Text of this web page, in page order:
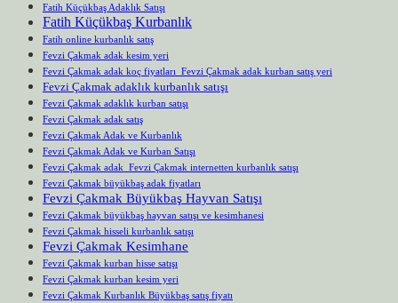
Fatih Küçükbaş Adaklık Satışı
Fatih Küçükbaş Kurbanlık
Fatih online kurbanlık satış
Fevzi Çakmak adak kesim yeri
Fevzi Çakmak adak koç fiyatları Fevzi Çakmak adak kurban satış yeri
Fevzi Çakmak adaklık kurbanlık satışı
Fevzi Çakmak adaklık kurban satışı
Fevzi Çakmak adak satış
Fevzi Çakmak Adak ve Kurbanlık
Fevzi Çakmak Adak ve Kurban Satışı
Fevzi Çakmak adak Fevzi Çakmak internetten kurbanlık satışı
Fevzi Çakmak büyükbaş adak fiyatları
Fevzi Çakmak Büyükbaş Hayvan Satışı
Fevzi Çakmak büyükbaş hayvan satışı ve kesimhanesi
Fevzi Çakmak hisseli kurbanlık satışı
Fevzi Çakmak Kesimhane
Fevzi Çakmak kurban hisse satışı
Fevzi Çakmak kurban kesim yeri
Fevzi Çakmak Kurbanlık Büyükbaş satış fiyatı